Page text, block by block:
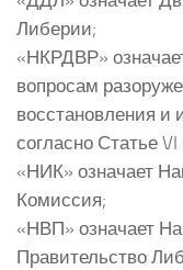
Либерии;
«НКРДВР»
вопросам
восстановления и
согласно Статье
«НИК» означает
Комиссия;
«НВП» означает
Правительство